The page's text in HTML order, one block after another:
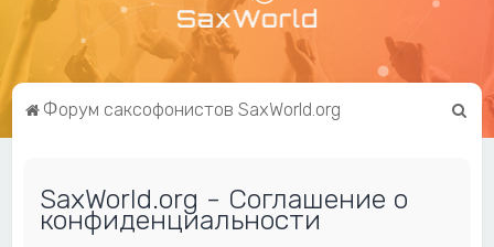
Форум саксофонистов SaxWorld.org
SaxWorld.org - Соглашение о
конфиденциальности